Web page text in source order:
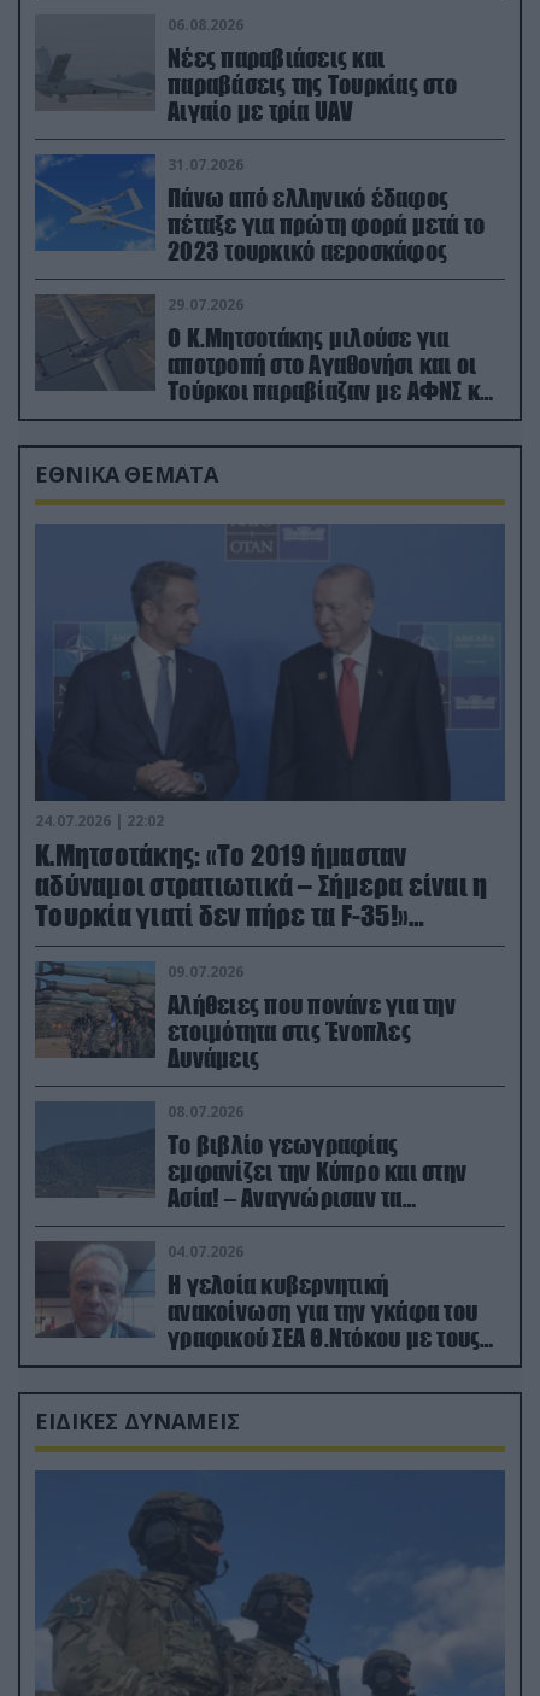
06.08.2026
Νέες παραβιάσεις και
παραβάσεις της Τουρκίας στο
Αιγαίο με τρία UAV
31.07.2026
Πάνω από ελληνικό έδαφος
πέταξε για πρώτη φορά μετά το
2023 τουρκικό αεροσκάφος
29.07.2026
Ο Κ.Μητσοτάκης μιλούσε για
αποτροπή στο Αγαθονήσι και οι
Τούρκοι παραβίαζαν με ΑΦΝΣ και
drone
ΕΘΝΙΚΑ ΘΕΜΑΤΑ
24.07.2026 | 22:02
Κ.Μητσοτάκης: «Το 2019 ήμασταν
αδύναμοι στρατιωτικά – Σήμερα είναι η
Τουρκία γιατί δεν πήρε τα F-35!»
(βίντεο)
09.07.2026
Αλήθειες που πονάνε για την
ετοιμότητα στις Ένοπλες
Δυνάμεις
08.07.2026
Το βιβλίο γεωγραφίας
εμφανίζει την Κύπρο και στην
Ασία! – Αναγνώρισαν τα
κατεχόμενα; (φωτο)
04.07.2026
Η γελοία κυβερνητική
ανακοίνωση για την γκάφα του
γραφικού ΣΕΑ Θ.Ντόκου με τους
Ρώσους φαρσέρ
ΕΙΔΙΚΕΣ ΔΥΝΑΜΕΙΣ